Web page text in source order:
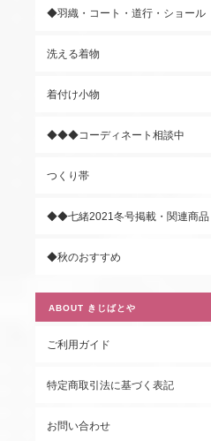
◆羽織・コート・道行・ショール
洗える着物
着付け小物
◆◆◆コーディネート相談中
つくり帯
◆◆七緒2021冬号掲載・関連商品
◆秋のおすすめ
ABOUT きじばとや
ご利用ガイド
特定商取引法に基づく表記
お問い合わせ